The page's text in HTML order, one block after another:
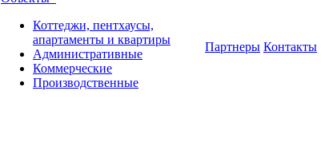
Коттеджи, пентхаусы,
апартаменты и квартиры
Административные
Коммерческие
Производственные
Партнеры Контакты